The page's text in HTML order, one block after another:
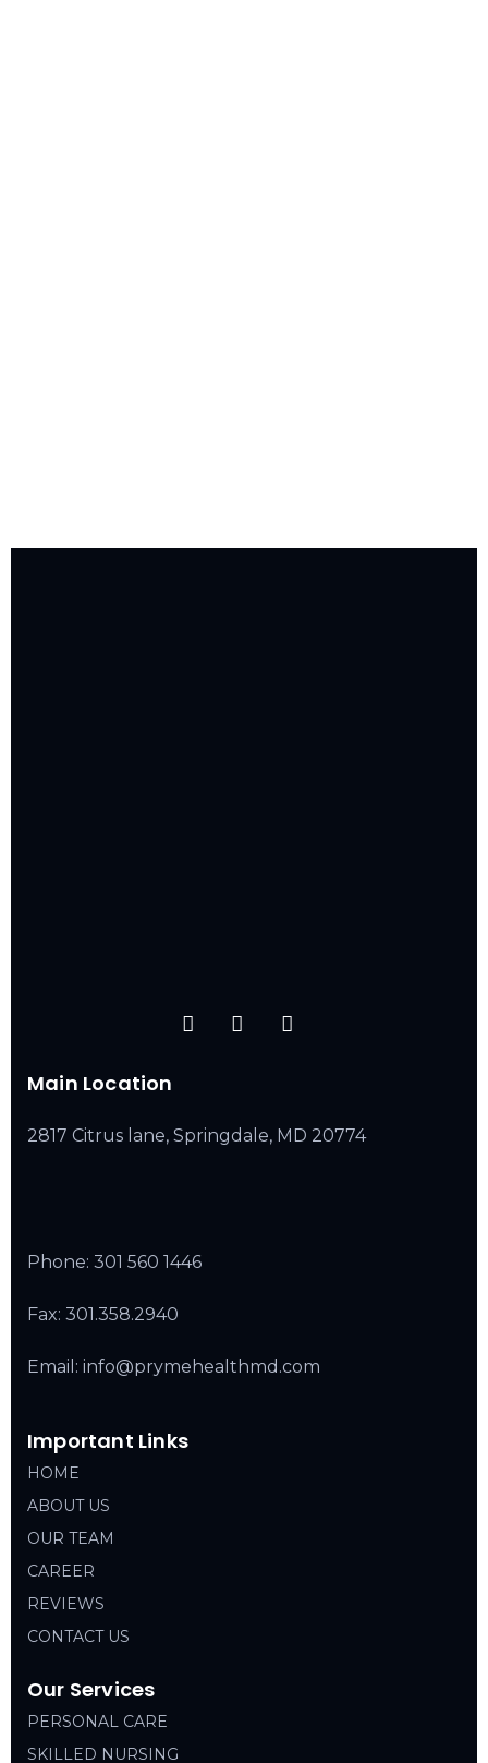
Main Location
2817 Citrus lane, Springdale, MD 20774
Phone: 301 560 1446
Fax: 301.358.2940
Email: info@prymehealthmd.com
Important Links
HOME
ABOUT US
OUR TEAM
CAREER
REVIEWS
CONTACT US
Our Services
PERSONAL CARE
SKILLED NURSING